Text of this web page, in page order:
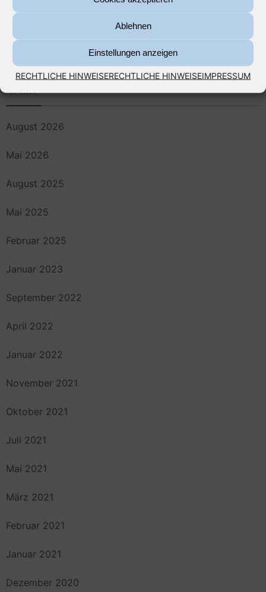
Ablehnen
Einstellungen anzeigen
RECHTLICHE HINWEISERECHTLICHE HINWEISEIMPRESSUM
Wohngebäudeversicherung, Wasserschäden und die
„Fugenfälle“
Archiv
August 2026
Mai 2026
August 2025
Mai 2025
Februar 2025
Januar 2023
September 2022
April 2022
Januar 2022
November 2021
Oktober 2021
Juli 2021
Mai 2021
März 2021
Februar 2021
Januar 2021
Dezember 2020